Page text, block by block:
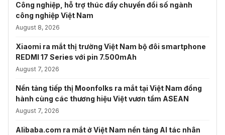
Công nghiệp, hỗ trợ thúc đẩy chuyển đổi số ngành
công nghiệp Việt Nam
August 8, 2026
Xiaomi ra mắt thị trường Việt Nam bộ đôi smartphone
REDMI 17 Series với pin 7.500mAh
August 7, 2026
Nền tảng tiếp thị Moonfolks ra mắt tại Việt Nam đồng
hành cùng các thương hiệu Việt vươn tầm ASEAN
August 7, 2026
Alibaba.com ra mắt ở Việt Nam nền tảng AI tác nhân